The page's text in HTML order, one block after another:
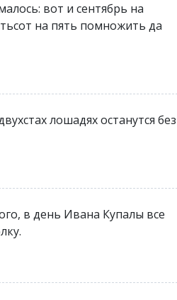
вот и сентябрь на
на пять помножить да
лошадях останутся без
в день Ивана Купалы все